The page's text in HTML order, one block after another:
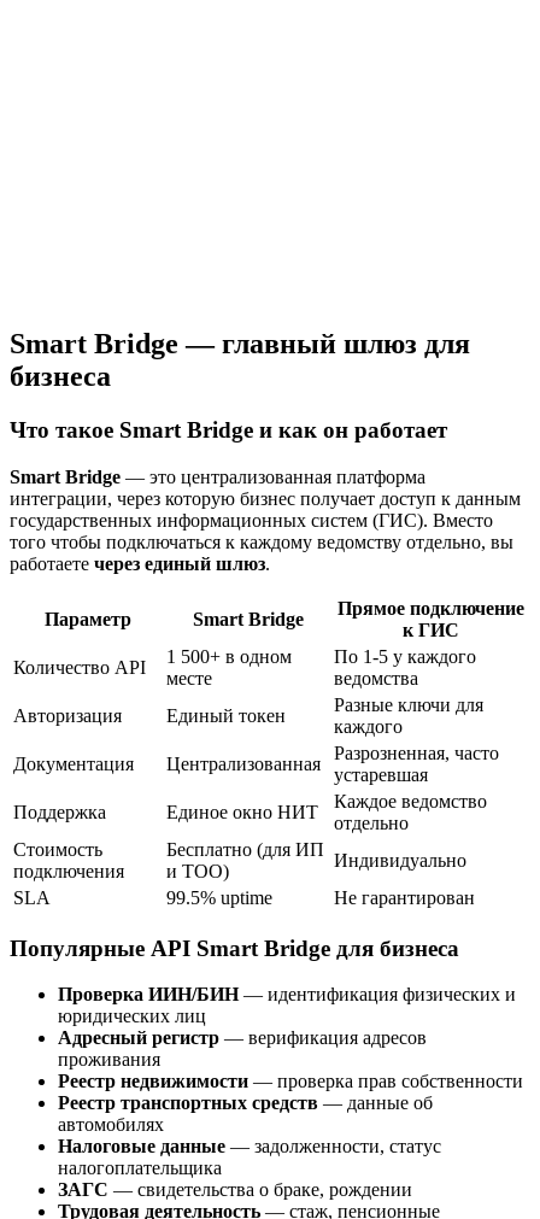
Smart Bridge — главный шлюз для
бизнеса
Что такое Smart Bridge и как он работает
Smart Bridge — это централизованная платформа
интеграции, через которую бизнес получает доступ к данным
государственных информационных систем (ГИС). Вместо
того чтобы подключаться к каждому ведомству отдельно, вы
работаете через единый шлюз.
Параметр Smart Bridge
Прямое подключение
к ГИС
Количество API
1 500+ в одном
месте
По 1-5 у каждого
ведомства
Авторизация
Единый токен
Разные ключи для
каждого
Документация
Централизованная
Разрозненная, часто
устаревшая
Поддержка
Единое окно НИТ
Каждое ведомство
отдельно
Стоимость
подключения
Бесплатно (для ИП
и ТОО)
Индивидуально
SLA
99.5% uptime Не гарантирован
Популярные API Smart Bridge для бизнеса
Проверка ИИН/БИН— идентификация физических и
юридических лиц
Адресный регистр — верификация адресов
проживания
Реестр недвижимости — проверка прав собственности
Реестр транспортных средств — данные об
автомобилях
Налоговые данные — задолженности, статус
налогоплательщика
ЗАГС — свидетельства о браке, рождении
Трудовая деятельность — стаж, пенсионные